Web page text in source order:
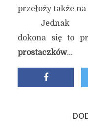
przełoży także na
Jednak
dokona się to
prostaczków…